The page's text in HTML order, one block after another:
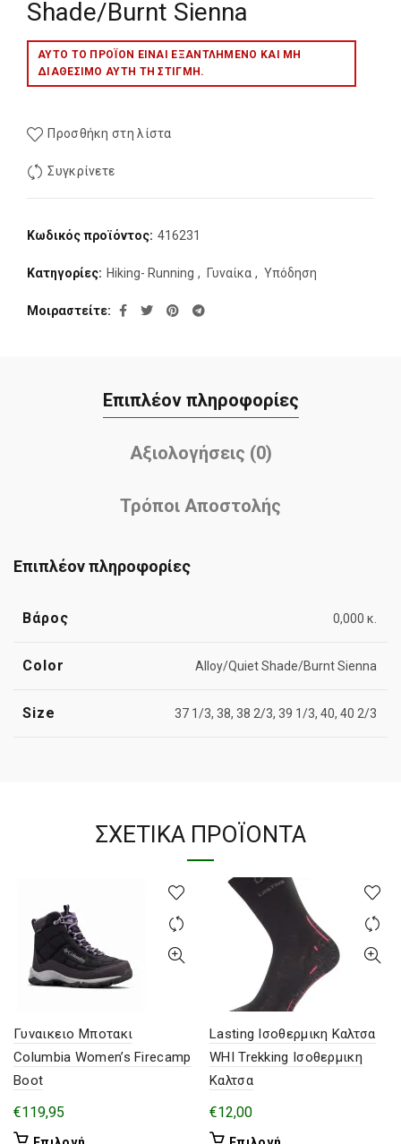
Shade/Burnt Sienna
ΑΥΤΌ ΤΟ ΠΡΟΪΌΝ ΕΊΝΑΙ ΕΞΑΝΤΛΗΜΈΝΟ ΚΑΙ ΜΉ
ΔΙΑΘΈΣΙΜΟ ΑΥΤΉ ΤΗ ΣΤΙΓΜΉ.
Προσθήκη στη λίστα
Συγκρίνετε
Κωδικός προϊόντος: 416231
Κατηγορίες: Hiking- Running , Γυναίκα , Υπόδηση
Μοιραστείτε
Επιπλέον πληροφορίες
Αξιολογήσεις (0)
Τρόποι Αποστολής
Επιπλέον πληροφορίες
Βάρος 0,000 κ.
Color Alloy/Quiet Shade/Burnt Sienna
Size 37 1/3, 38, 38 2/3, 39 1/3, 40, 40 2/3
ΣΧΕΤΙΚΆ ΠΡΟΪΌΝΤΑ
Γυναικειο Μποτακι
Columbia Women’s Firecamp
Boot
€119,95
Lasting Ισοθερμικη Καλτσα
WHI Trekking Ισοθερμικη
Καλτσα
€12,00